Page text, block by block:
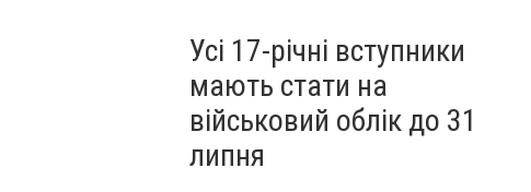
Усі 17-річні вступники
мають стати на
військовий облік до 31
липня